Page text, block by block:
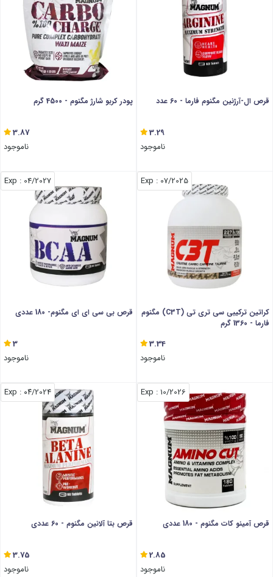
قرص ال-آرژنین مگنوم فارما - 60 عدد
3.29
ناموجود
پودر کربو شارژ مگنوم - 4500 گرم
3.87
ناموجود
07/2025
: Exp
کراتین ترکیبی سی تری تی (C3T) مگنوم
فارما - 1360 گرم
3.34
ناموجود
04/2027
: Exp
قرص بی سی ای ای مگنوم- 180 عددی
3
ناموجود
10/2026
: Exp
قرص آمینو کات مگنوم - 180 عددی
2.85
ناموجود
۰۴/2024 : Exp
قرص بتا آلانین مگنوم - 60 عددی
3.75
ناموجود